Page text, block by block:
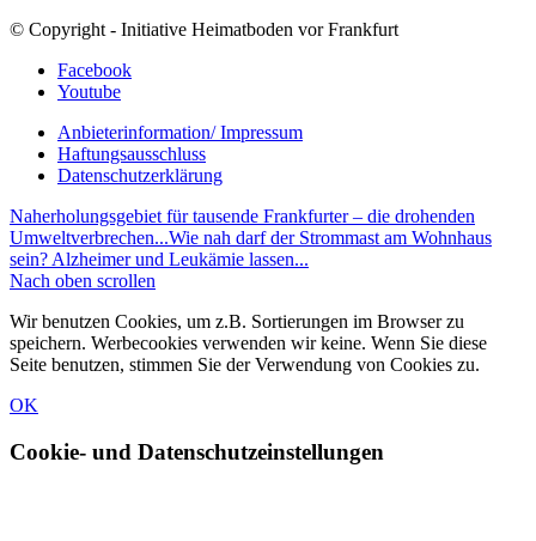
© Copyright - Initiative Heimatboden vor Frankfurt
Facebook
Youtube
Anbieterinformation/ Impressum
Haftungsausschluss
Datenschutzerklärung
Naherholungsgebiet für tausende Frankfurter – die drohenden
Umweltverbrechen...Wie nah darf der Strommast am Wohnhaus
sein? Alzheimer und Leukämie lassen...
Nach oben scrollen
Wir benutzen Cookies, um z.B. Sortierungen im Browser zu
speichern. Werbecookies verwenden wir keine. Wenn Sie diese
Seite benutzen, stimmen Sie der Verwendung von Cookies zu.
OK
Cookie- und Datenschutzeinstellungen